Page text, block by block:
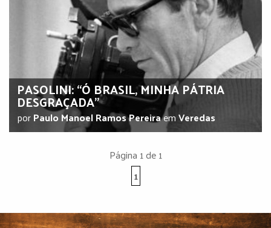
PASOLINI: “Ó BRASIL, MINHA PÁTRIA
DESGRAÇADA”
porPaulo Manoel Ramos PereiraemVeredas
Página 1 de 1
1